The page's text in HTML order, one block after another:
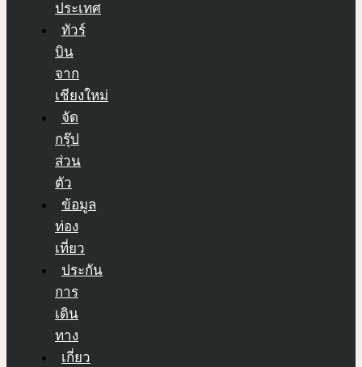
ประเทศ
ทัวร์
บิน
จาก
เชียงใหม่
จัด
กรุ๊ป
ส่วน
ตัว
ข้อมูล
ท่อง
เที่ยว
ประกัน
การ
เดิน
ทาง
เกี่ยว